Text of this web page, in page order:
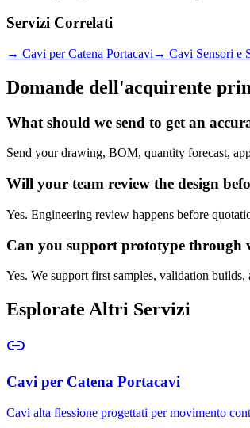
Servizi Correlati
→ Cavi per Catena Portacavi → Cavi Sensori e
Domande dell'acquirente
What should we send to get an
Send your drawing, BOM, quantity forecast,
Will your team review the design
Yes. Engineering review happens before
Can you support prototype through
Yes. We support first samples, validation
Esplorate Altri Servizi
Cavi per Catena Portacavi
Cavi alta flessione progettati per movimento